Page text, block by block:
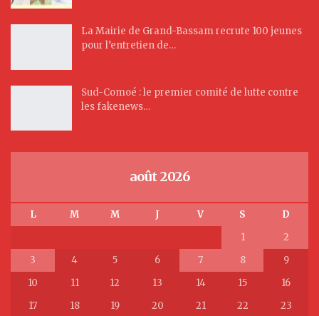
La Mairie de Grand-Bassam recrute 100 jeunes
pour l’entretien de…
Sud-Comoé : le premier comité de lutte contre
les fakenews…
août 2026
L M M J V S
D
1
2
3
4 5 6 7 8
9
10
11 12 13 14 15
16
17
18 19 20 21 22 23